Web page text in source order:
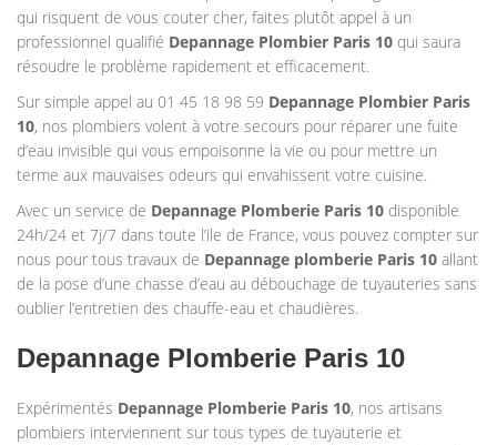
qui risquent de vous couter cher, faites plutôt appel à un
professionnel qualifié Depannage Plombier Paris 10 qui saura
résoudre le problème rapidement et efficacement.
Sur simple appel au 01 45 18 98 59 Depannage Plombier Paris
10, nos plombiers volent à votre secours pour réparer une fuite
d’eau invisible qui vous empoisonne la vie ou pour mettre un
terme aux mauvaises odeurs qui envahissent votre cuisine.
Avec un service de Depannage Plomberie Paris 10 disponible
24h/24 et 7j/7 dans toute l’ile de France, vous pouvez compter sur
nous pour tous travaux de Depannage plomberie Paris 10 allant
de la pose d’une chasse d’eau au débouchage de tuyauteries sans
oublier l’entretien des chauffe-eau et chaudières.
Depannage Plomberie Paris 10
Expérimentés Depannage Plomberie Paris 10, nos artisans
plombiers interviennent sur tous types de tuyauterie et